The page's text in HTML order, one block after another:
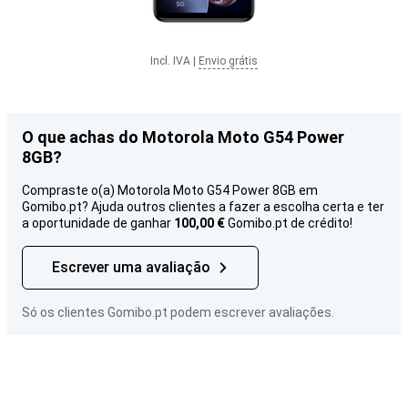
Incl. IVA Envio grátis
O que achas do Motorola Moto G54 Power
8GB?
Compraste o(a) Motorola Moto G54 Power 8GB em
Gomibo.pt? Ajuda outros clientes a fazer a escolha certa e ter
a oportunidade de ganhar 100,00 €Gomibo.pt de crédito!
Escrever uma avaliação
Só os clientes Gomibo.pt podem escrever avaliações.